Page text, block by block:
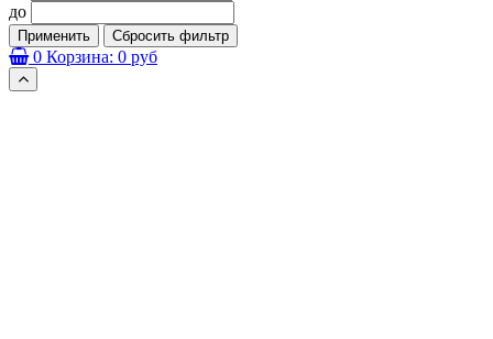
до
Применить Сбросить фильтр
0 Корзина: 0 руб